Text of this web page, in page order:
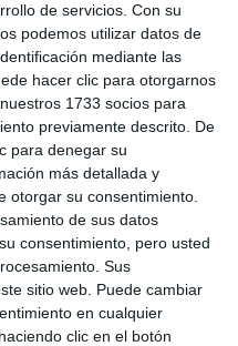
de servicios. Con su
podemos utilizar datos de
mediante las
hacer clic para otorgarnos
1733 socios para
previamente descrito. De
para denegar su
más detallada y
otorgar su consentimiento.
de sus datos
consentimiento, pero usted
Sus
sitio web. Puede cambiar
en cualquier
clic en el botón